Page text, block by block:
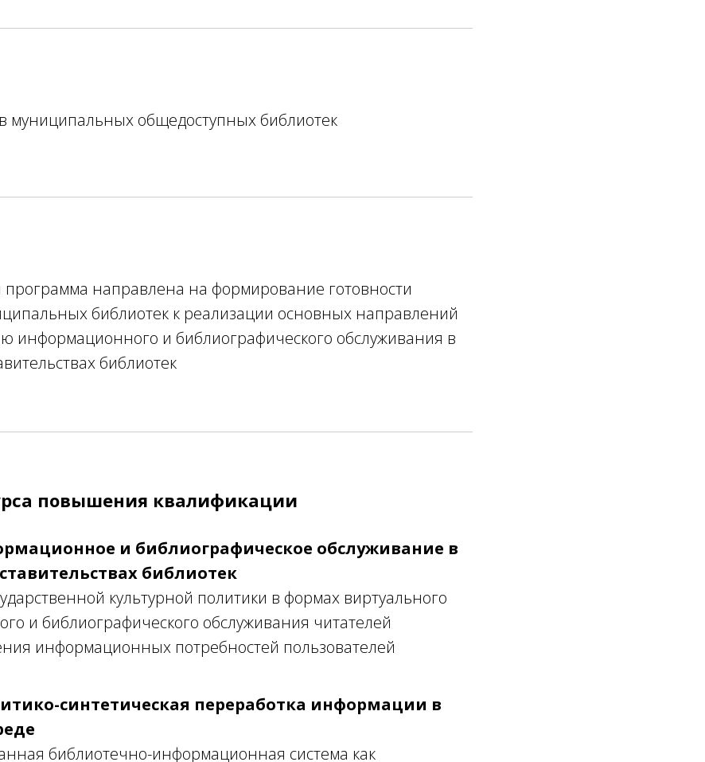
муниципальных общедоступных библиотек
программа направлена на формирование готовности
библиотек к реализации основных направлений
информационного и библиографического обслуживания в
библиотек
повышения квалификации
и библиографическое обслуживание в
библиотек
культурной политики в формах виртуального
и библиографического обслуживания читателей
информационных потребностей пользователей
синтетическая переработка информации в
библиотечно-информационная система как